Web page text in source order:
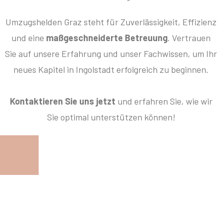
Umzugshelden Graz steht für Zuverlässigkeit, Effizienz
und eine maßgeschneiderte Betreuung. Vertrauen
Sie auf unsere Erfahrung und unser Fachwissen, um Ihr
neues Kapitel in Ingolstadt erfolgreich zu beginnen.
Kontaktieren Sie uns jetzt und erfahren Sie, wie wir
Sie optimal unterstützen können!